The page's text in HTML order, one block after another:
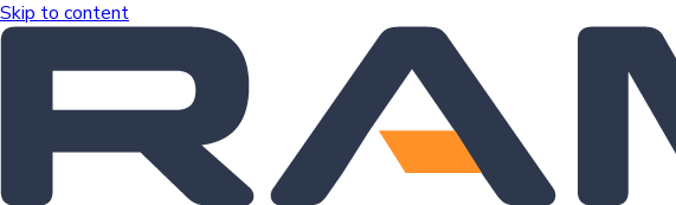
Skip to content